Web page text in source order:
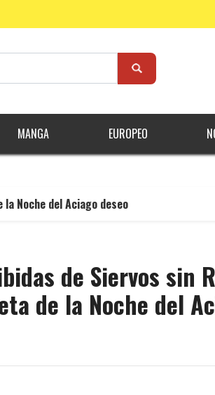
MANGA EUROPEO
Noche del Aciago deseo
de Siervos sin
de la Noche del